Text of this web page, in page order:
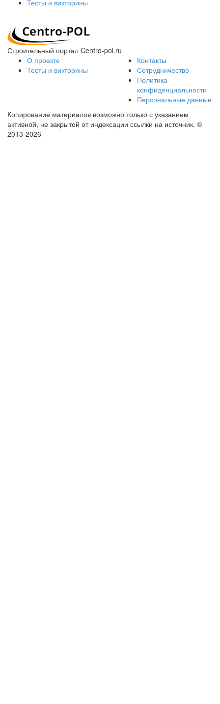
Тесты и викторины
Строительный портал Centro-pol.ru
О проекте
Тесты и викторины
Контакты
Сотрудничество
Политика
конфиденциальности
Персональные данные
Копирование материалов возможно только с указанием
активной, не закрытой от индексации ссылки на источник. ©
2013-2026